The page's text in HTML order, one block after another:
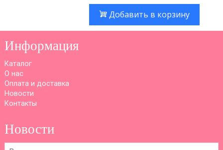
Добавить в корзину
Информация
Каталог
О нас
Оплата и доставка
Новости
Контакты
Новости